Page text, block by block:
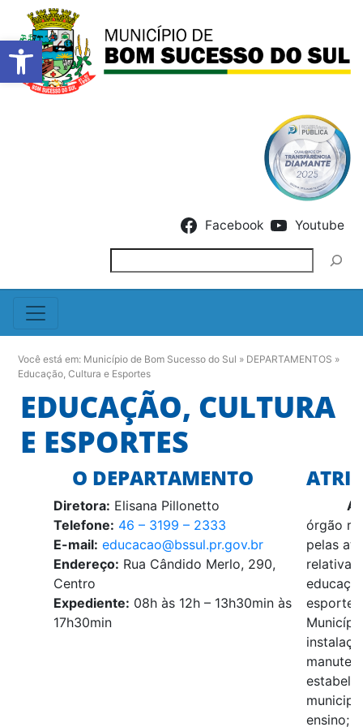
Barra de Ferramentas
Facebook Youtube
Você está em: Município de Bom Sucesso do Sul » DEPARTAMENTOS »
Educação, Cultura e Esportes
EDUCAÇÃO, CULTURA
E ESPORTES
O DEPARTAMENTO
Diretora: Elisana Pillonetto
Telefone: 46 – 3199 – 2333
E-mail: educacao@bssul.pr.gov.br
Endereço: Rua Cândido Merlo, 290,
Centro
Expediente: 08h às 12h – 13h30min às
17h30min
órgão
pelas
relativas
esporte
ensino;